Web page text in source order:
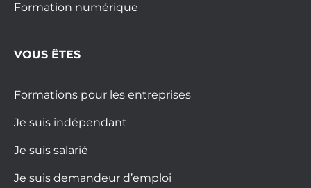
Formation numérique
VOUS ÊTES
Formations pour les entreprises
Je suis indépendant
Je suis salarié
Je suis demandeur d’emploi